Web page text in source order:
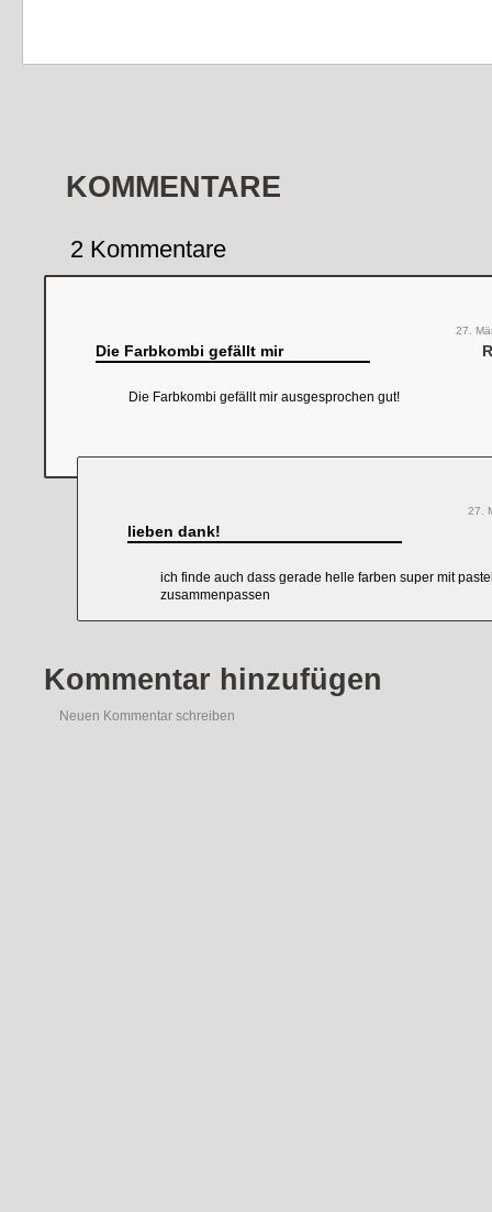
KOMMENTARE
2 Kommentare
Die Farbkombi gefällt mir
27.
Die Farbkombi gefällt mir ausgesprochen gut!
lieben dank!
27.
ich finde auch dass gerade helle farben super mit
zusammenpassen
Kommentar hinzufügen
Neuen Kommentar schreiben